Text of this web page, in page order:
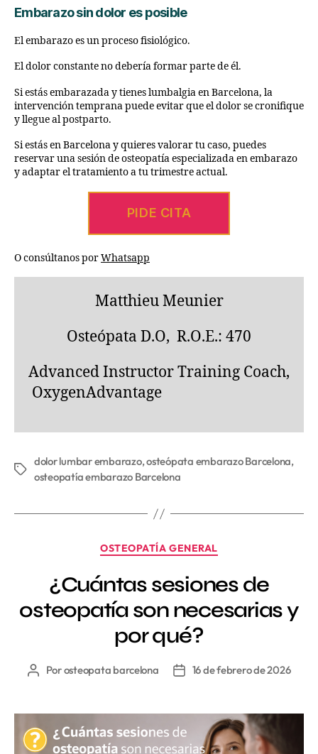
Embarazo sin dolor es posible
El embarazo es un proceso fisiológico.
El dolor constante no debería formar parte de él.
Si estás embarazada y tienes lumbalgia en Barcelona, la
intervención temprana puede evitar que el dolor se cronifique
y llegue al postparto.
Si estás en Barcelona y quieres valorar tu caso, puedes
reservar una sesión de osteopatía especializada en embarazo
y adaptar el tratamiento a tu trimestre actual.
PIDE CITA
O consúltanos porWhatsapp
Matthieu Meunier
Osteópata D.O, R.O.E.: 470
Advanced Instructor Training Coach,
OxygenAdvantage
dolor lumbar embarazo,osteópata embarazo Barcelona,
osteopatía embarazo Barcelona
OSTEOPATÍA GENERAL
¿Cuántas sesiones de
osteopatía son necesarias y
por qué?
Porosteopata barcelona 16 de febrero de 2026